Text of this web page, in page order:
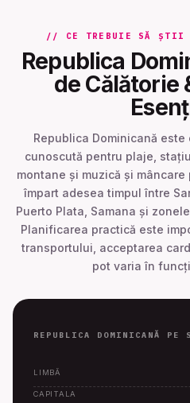
// CE TREBUIE SĂ ȘTII
Republica
de Călătorie
Republica Dominicană
cunoscută pentru plaje,
montane și muzică și
împart adesea timpul între
Puerto Plata, Samana și
Planificarea practică este
transportului, acceptarea
pot varia în
REPUBLICA DOMINICANĂ PE
LIMBĂ
CAPITALA